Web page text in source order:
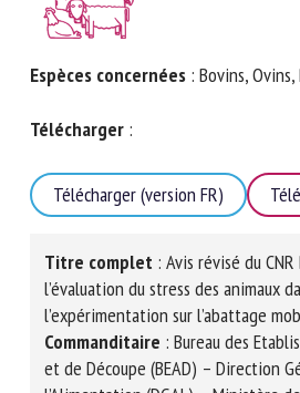
Espèces concernées: Bovins, Ovins,
Télécharger:
Télécharger (version FR)
Télécharger (version EN)
Titre complet: Avis révisé du CNR
l’évaluation du stress des animaux
l’expérimentation sur l’abattage
Organisme *
informations saisies soient utilisées
relation avec le CNR BEA. *
Les champs suivis de * sont obligatoires